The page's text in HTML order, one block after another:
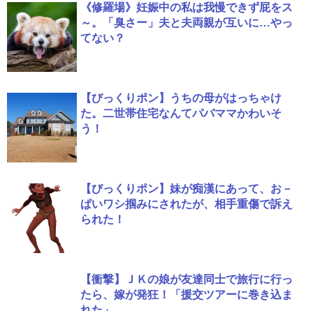
《修羅場》妊娠中の私は我慢できず屁をス
～。「臭さー」夫と夫両親が互いに…やっ
てない？
【びっくりポン】うちの母がはっちゃけ
た。二世帯住宅なんてパパママかわいそ
う！
【びっくりポン】妹が痴漢にあって、お－
ぱいワシ掴みにされたが、相手重傷で訴え
られた！
【衝撃】ＪＫの娘が友達同士で旅行に行っ
たら、嫁が発狂！「援交ツアーに巻き込ま